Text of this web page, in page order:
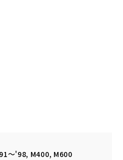
～'98, M400, M600